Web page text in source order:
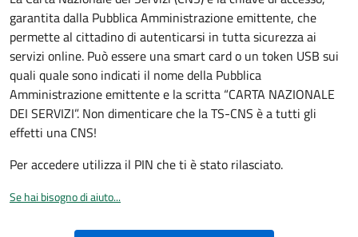
garantita dalla Pubblica Amministrazione emittente, che
permette al cittadino di autenticarsi in tutta sicurezza ai
servizi online. Può essere una smart card o un token USB sui
quali quale sono indicati il nome della Pubblica
Amministrazione emittente e la scritta “CARTA NAZIONALE
DEI SERVIZI”. Non dimenticare che la TS-CNS è a tutti gli
effetti una CNS!
Per accedere utilizza il PIN che ti è stato rilasciato.
Se hai bisogno di aiuto...